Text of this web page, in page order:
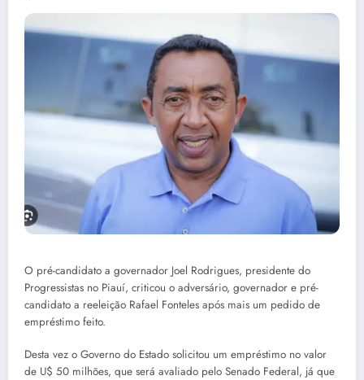
O pré-candidato a governador Joel Rodrigues, presidente do
Progressistas no Piauí, criticou o adversário, governador e pré-
candidato a reeleição Rafael Fonteles após mais um pedido de
empréstimo feito.
Desta vez o Governo do Estado solicitou um empréstimo no valor
de U$ 50 milhões, que será avaliado pelo Senado Federal, já que